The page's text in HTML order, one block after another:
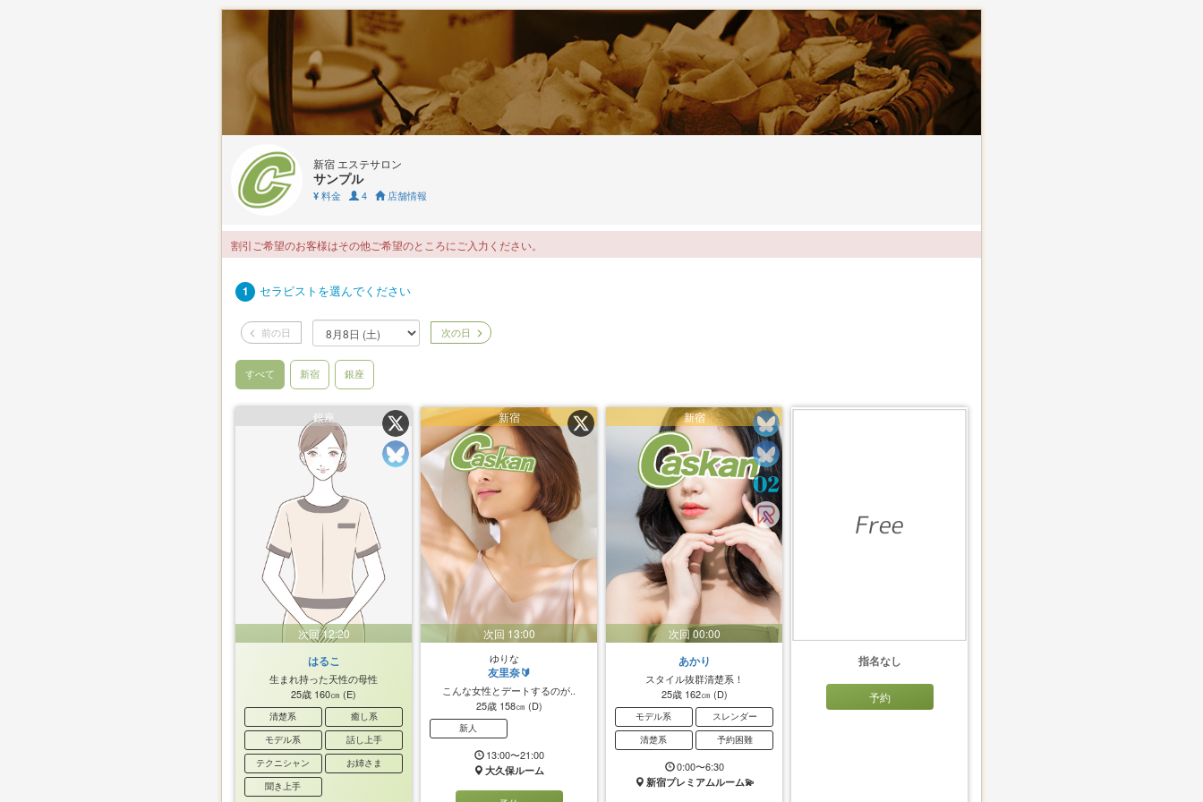
新宿 エステサロン
サンプル
¥ 料金 4 店舗情報
割引ご希望のお客様はその他ご希望のところにご入力ください。
1 セラピストを選んでください
前の日 次の日
すべて 新宿 銀座
次回 12:20
銀座
はるこ
生まれ持った天性の母性
25歳 160㎝ (E)
清楚系 癒し系
モデル系 話し上手
テクニシャン お姉さま
聞き上手
次回 13:00
新宿
ゆりな
友里奈🔰
こんな女性とデートするのが..
25歳 158㎝ (D)
新人
13:00〜21:00
大久保ルーム
次回 00:00
新宿
あかり
スタイル抜群清楚系！
25歳 162㎝ (D)
モデル系 スレンダー
清楚系 予約困難
0:00〜6:30
新宿プレミアムルーム💫
指名なし
予約